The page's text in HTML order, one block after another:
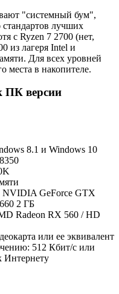
"системный бум",
лучших
с Ryzen 7 2700 (нет,
из лагеря Intel и
Для всех уровней
места в накопителе.
ПК версии
8.1 и Windows 10
NVIDIA GeForce GTX
2 ГБ
Radeon RX 560 / HD
или ее эквивалент
512 Кбит/с или
Интернету